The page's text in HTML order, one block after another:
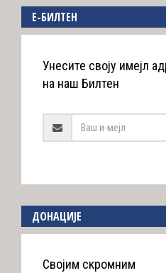
E-БИЛТЕН
Унесите своју имејл
на наш Билтен
ДОНАЦИЈЕ
Својим скромним